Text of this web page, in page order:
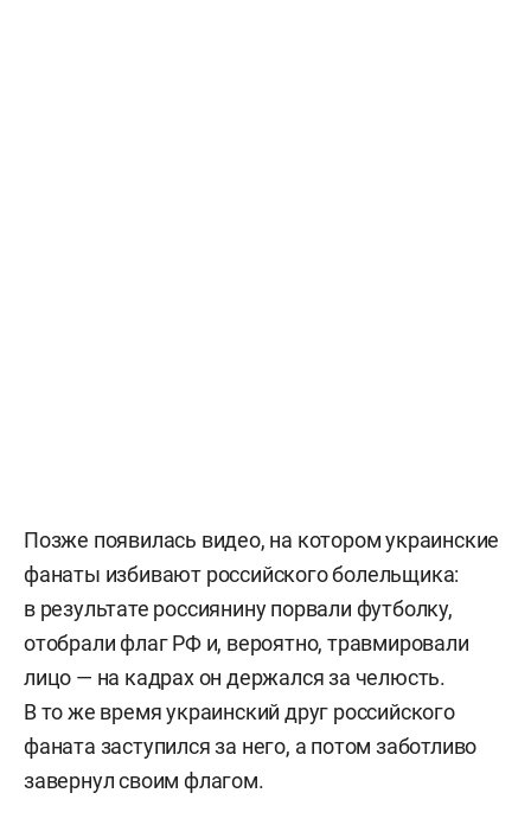
Позже появилась видео, на котором украинские
фанаты избивают российского болельщика:
в результате россиянину порвали футболку,
отобрали флаг РФ и, вероятно, травмировали
лицо — на кадрах он держался за челюсть.
В то же время украинский друг российского
фаната заступился за него, а потом заботливо
завернул своим флагом.